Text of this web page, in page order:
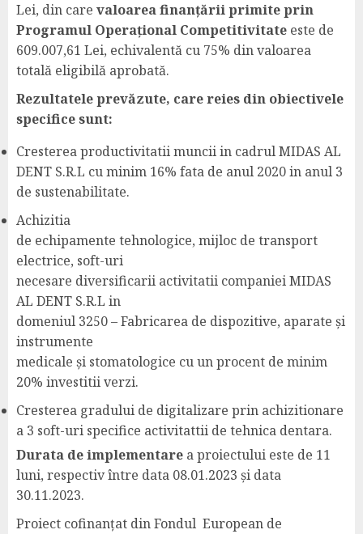
Lei, din care valoarea finanțării primite prin
Programul Operațional Competitivitate este de
609.007,61 Lei, echivalentă cu 75% din valoarea
totală eligibilă aprobată.
Rezultatele prevăzute, care reies din obiectivele
specifice sunt:
Cresterea productivitatii muncii in cadrul MIDAS AL
DENT S.R.L cu minim 16% fata de anul 2020 in anul 3
de sustenabilitate.
Achizitia
de echipamente tehnologice, mijloc de transport
electrice, soft-uri
necesare diversificarii activitatii companiei MIDAS
AL DENT S.R.L in
domeniul 3250 – Fabricarea de dispozitive, aparate şi
instrumente
medicale şi stomatologice cu un procent de minim
20% investitii verzi.
Cresterea gradului de digitalizare prin achizitionare
a 3 soft-uri specifice activitattii de tehnica dentara.
Durata de implementare a proiectului este de 11
luni, respectiv între data 08.01.2023 și data
30.11.2023.
Proiect cofinanțat din Fondul European de